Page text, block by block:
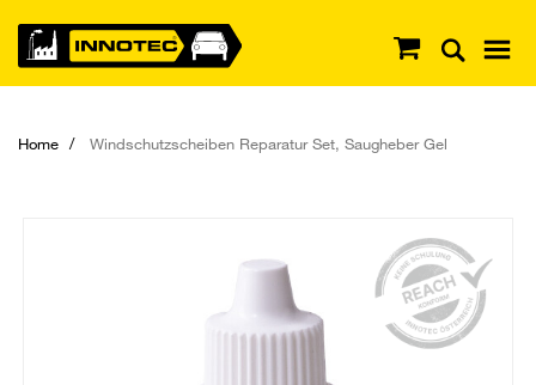
Home Windschutzscheiben Reparatur Set, Saugheber Gel